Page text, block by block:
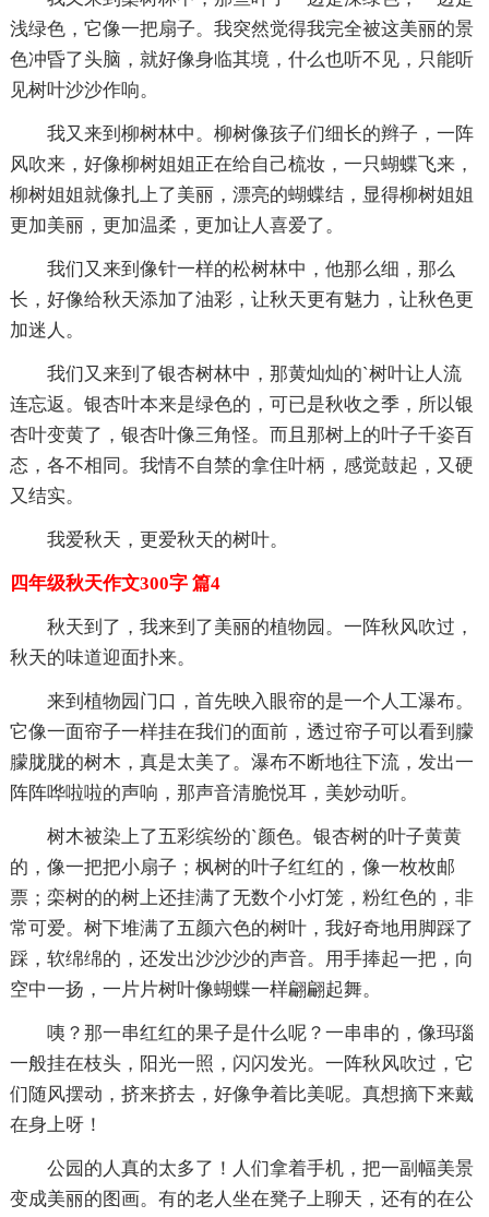
浅绿色，它像一把扇子。我突然觉得我完全被这美丽的景
色冲昏了头脑，就好像身临其境，什么也听不见，只能听
见树叶沙沙作响。
我又来到柳树林中。柳树像孩子们细长的辫子，一阵
风吹来，好像柳树姐姐正在给自己梳妆，一只蝴蝶飞来，
柳树姐姐就像扎上了美丽，漂亮的蝴蝶结，显得柳树姐姐
更加美丽，更加温柔，更加让人喜爱了。
我们又来到像针一样的松树林中，他那么细，那么
长，好像给秋天添加了油彩，让秋天更有魅力，让秋色更
加迷人。
我们又来到了银杏树林中，那黄灿灿的`树叶让人流
连忘返。银杏叶本来是绿色的，可已是秋收之季，所以银
杏叶变黄了，银杏叶像三角怪。而且那树上的叶子千姿百
态，各不相同。我情不自禁的拿住叶柄，感觉鼓起，又硬
又结实。
我爱秋天，更爱秋天的树叶。
四年级秋天作文300字 篇4
秋天到了，我来到了美丽的植物园。一阵秋风吹过，
秋天的味道迎面扑来。
来到植物园门口，首先映入眼帘的是一个人工瀑布。
它像一面帘子一样挂在我们的面前，透过帘子可以看到朦
朦胧胧的树木，真是太美了。瀑布不断地往下流，发出一
阵阵哗啦啦的声响，那声音清脆悦耳，美妙动听。
树木被染上了五彩缤纷的`颜色。银杏树的叶子黄黄
的，像一把把小扇子；枫树的叶子红红的，像一枚枚邮
票；栾树的的树上还挂满了无数个小灯笼，粉红色的，非
常可爱。树下堆满了五颜六色的树叶，我好奇地用脚踩了
踩，软绵绵的，还发出沙沙沙的声音。用手捧起一把，向
空中一扬，一片片树叶像蝴蝶一样翩翩起舞。
咦？那一串红红的果子是什么呢？一串串的，像玛瑙
一般挂在枝头，阳光一照，闪闪发光。一阵秋风吹过，它
们随风摆动，挤来挤去，好像争着比美呢。真想摘下来戴
在身上呀！
公园的人真的太多了！人们拿着手机，把一副幅美景
变成美丽的图画。有的老人坐在凳子上聊天，还有的在公